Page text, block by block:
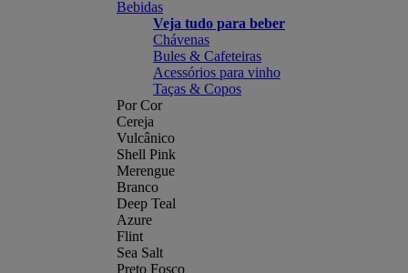
Bebidas
Veja tudo para beber
Chávenas
Bules & Cafeteiras
Acessórios para vinho
Taças & Copos
Por Cor
Cereja
Vulcânico
Shell Pink
Merengue
Branco
Deep Teal
Azure
Flint
Sea Salt
Preto Fosco